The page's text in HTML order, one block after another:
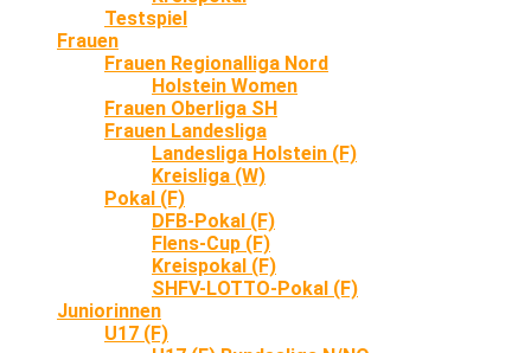
Testspiel
Frauen
Frauen Regionalliga Nord
Holstein Women
Frauen Oberliga SH
Frauen Landesliga
Landesliga Holstein (F)
Kreisliga (W)
Pokal (F)
DFB-Pokal (F)
Flens-Cup (F)
Kreispokal (F)
SHFV-LOTTO-Pokal (F)
Juniorinnen
U17 (F)